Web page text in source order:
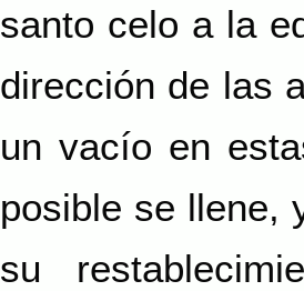
santo celo a la
dirección de las
un vacío en
posible se llene,
su